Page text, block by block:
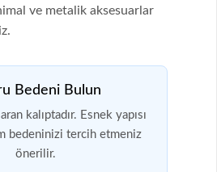
ve metalik aksesuarlar
Bedeni Bulun
kalıptadır. Esnek yapısı
bedeninizi tercih etmeniz
önerilir.